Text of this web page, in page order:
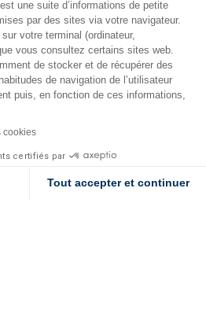
une suite d’informations de petite
par des sites via votre navigateur.
votre terminal (ordinateur,
vous consultez certains sites web.
de stocker et de récupérer des
de navigation de l’utilisateur
puis, en fonction de ces informations,
cookies
certifiés par
Tout accepter et continuer